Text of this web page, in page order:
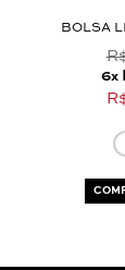
BOLSA
6x